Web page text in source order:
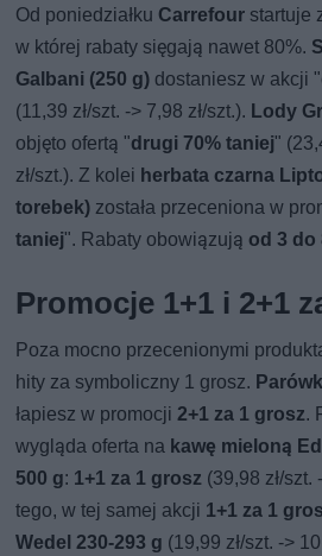
Od poniedziałku Carrefour startuje
w której rabaty sięgają nawet 80%.
Galbani (250 g) dostaniesz w akcji "
(11,39 zł/szt. -> 7,98 zł/szt.). Lody
objęto ofertą "drugi 70% taniej"
zł/szt.). Z kolei herbata czarna
torebek) została przeceniona w
taniej". Rabaty obowiązują od 3 do
Promocje 1+1 i 2+1
Poza mocno przecenionymi
hity za symboliczny 1 grosz.
łapiesz w promocji2+1 za 1 grosz.
wygląda oferta na kawę mieloną
500 g: 1+1 za 1 grosz (39,98 zł/szt.
tego, w tej samej akcji 1+1 za 1
Wedel 230-293 g (19,99 zł/szt. ->